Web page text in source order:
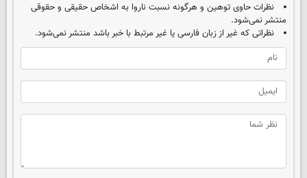
نظرات حاوی توهین و هرگونه نسبت ناروا به اشخاص حقیقی و حقوقی
منتشر نمی‌شود.
نظراتی که غیر از زبان فارسی یا غیر مرتبط با خبر باشد منتشر نمی‌شود.